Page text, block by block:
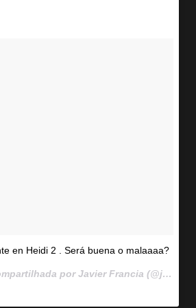
en Heidi 2 . Será buena o malaaaa?
por Javier Francia (@javierffrancia) em